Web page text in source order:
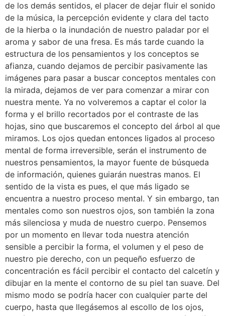
de los demás sentidos, el placer de dejar fluir el sonido
de la música, la percepción evidente y clara del tacto
de la hierba o la inundación de nuestro paladar por el
aroma y sabor de una fresa. Es más tarde cuando la
estructura de los pensamientos y los conceptos se
afianza, cuando dejamos de percibir pasivamente las
imágenes para pasar a buscar conceptos mentales con
la mirada, dejamos de ver para comenzar a mirar con
nuestra mente. Ya no volveremos a captar el color la
forma y el brillo recortados por el contraste de las
hojas, sino que buscaremos el concepto del árbol al que
miramos. Los ojos quedan entonces ligados al proceso
mental de forma irreversible, serán el instrumento de
nuestros pensamientos, la mayor fuente de búsqueda
de información, quienes guiarán nuestras manos. El
sentido de la vista es pues, el que más ligado se
encuentra a nuestro proceso mental. Y sin embargo, tan
mentales como son nuestros ojos, son también la zona
más silenciosa y muda de nuestro cuerpo. Pensemos
por un momento en llevar toda nuestra atención
sensible a percibir la forma, el volumen y el peso de
nuestro pie derecho, con un pequeño esfuerzo de
concentración es fácil percibir el contacto del calcetín y
dibujar en la mente el contorno de su piel tan suave. Del
mismo modo se podría hacer con cualquier parte del
cuerpo, hasta que llegásemos al escollo de los ojos,